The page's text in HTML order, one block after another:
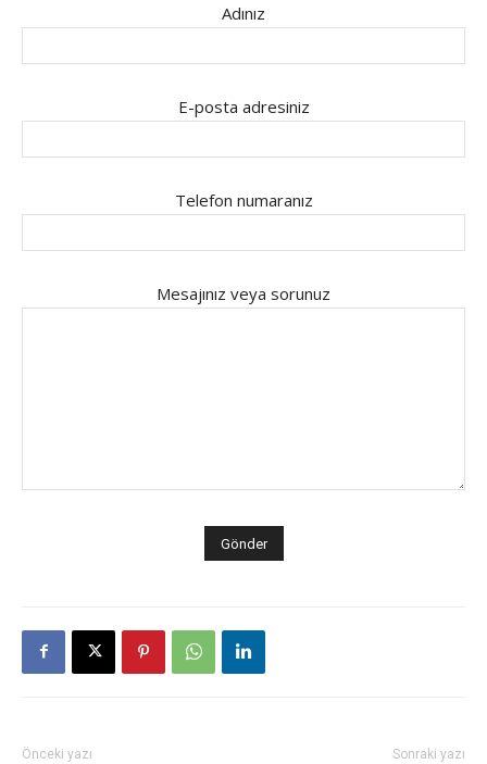
Adınız
E-posta adresiniz
Telefon numaranız
Mesajınız veya sorunuz
Önceki yazı Sonraki yazı